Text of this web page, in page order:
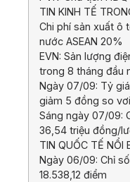
TIN KINH TẾ
Chi phí sản xuất ô
nước ASEAN 20%
EVN: Sản lượng
trong 8 tháng đầu
Ngày 07/09: Tỷ
giảm 5 đồng so
Sáng ngày 07/09:
36,54 triệu đồng/
TIN QUỐC TẾ NỔI
Ngày 06/09: Chỉ
18.538,12 điểm